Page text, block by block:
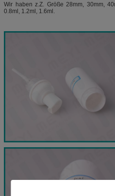
Wir haben z.Z. Größe 28mm, 30mm,
0.8ml, 1.2ml, 1.6ml.